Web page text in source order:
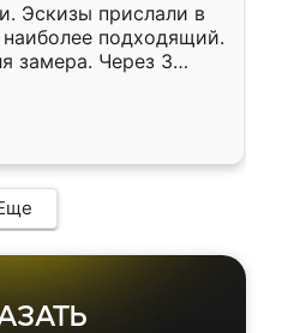
Эскизы прислали в
подходящий.
замера. Через 3
готова. Остались
Ренессанс
работу!